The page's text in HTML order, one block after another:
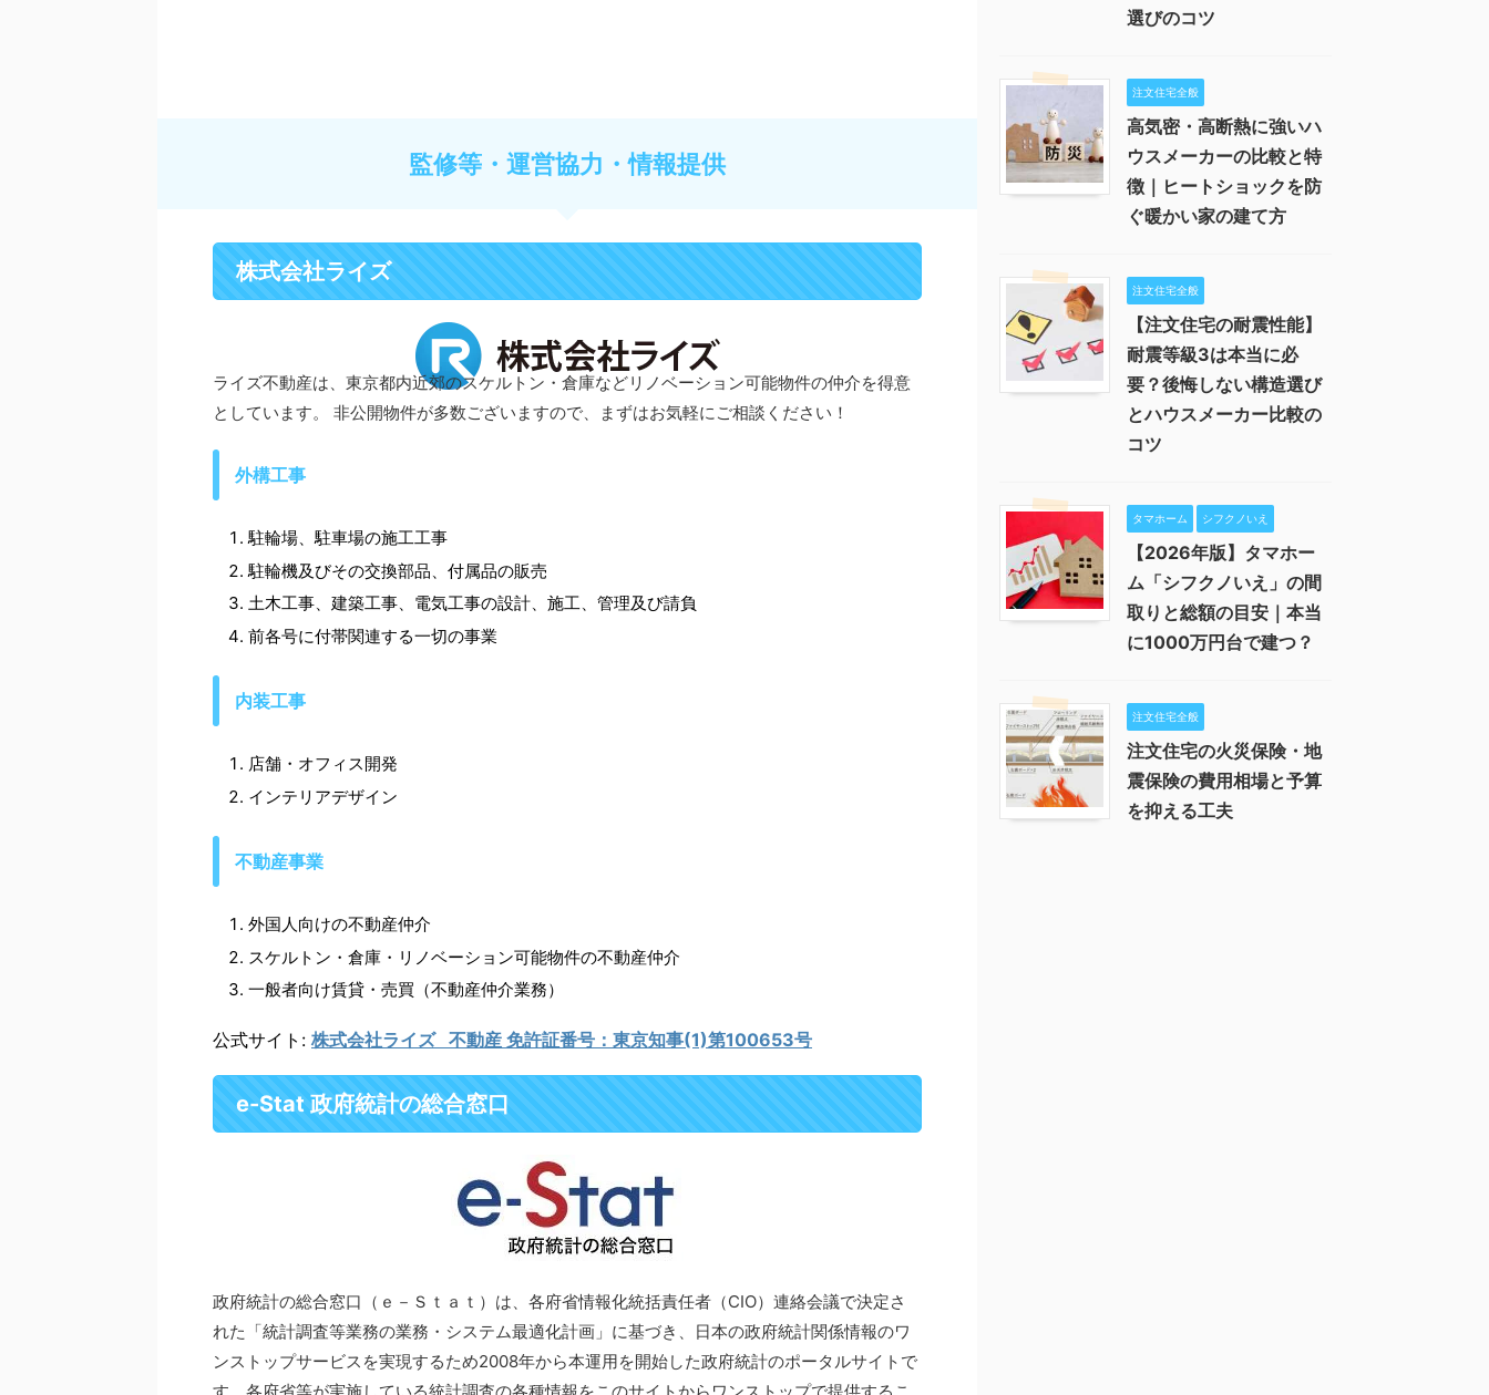
監修等・運営協力・情報提供
株式会社ライズ
ライズ不動産は、東京都内近郊のスケルトン・倉庫などリノベーション可能物件の仲介を得意
としています。 非公開物件が多数ございますので、まずはお気軽にご相談ください！
外構工事
駐輪場、駐車場の施工工事
駐輪機及びその交換部品、付属品の販売
土木工事、建築工事、電気工事の設計、施工、管理及び請負
前各号に付帯関連する一切の事業
内装工事
店舗・オフィス開発
インテリアデザイン
不動産事業
外国人向けの不動産仲介
スケルトン・倉庫・リノベーション可能物件の不動産仲介
一般者向け賃貸・売買（不動産仲介業務）
公式サイト: 株式会社ライズ 不動産 免許証番号：東京知事(1)第100653号
e-Stat 政府統計の総合窓口
政府統計の総合窓口（ｅ－Ｓｔａｔ）は、各府省情報化統括責任者（CIO）連絡会議で決定さ
れた「統計調査等業務の業務・システム最適化計画」に基づき、日本の政府統計関係情報のワ
ンストップサービスを実現するため2008年から本運用を開始した政府統計のポータルサイトで
選びのコツ
注文住宅全般
高気密・高断熱に強いハ
ウスメーカーの比較と特
徴｜ヒートショックを防
ぐ暖かい家の建て方
注文住宅全般
【注文住宅の耐震性能】
耐震等級3は本当に必
要？後悔しない構造選び
とハウスメーカー比較の
コツ
タマホーム シフクノいえ
【2026年版】タマホー
ム「シフクノいえ」の間
取りと総額の目安｜本当
に1000万円台で建つ？
注文住宅全般
注文住宅の火災保険・地
震保険の費用相場と予算
を抑える工夫